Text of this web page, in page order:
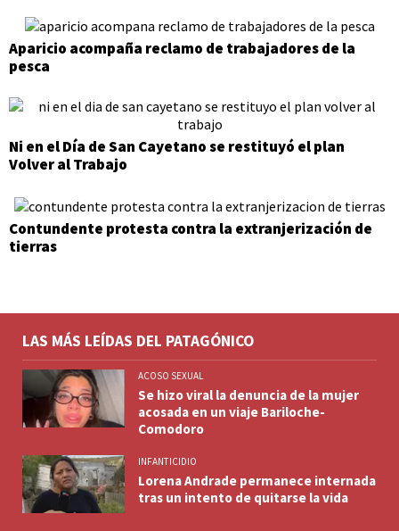
Aparicio acompaña reclamo de trabajadores de la
pesca
Ni en el Día de San Cayetano se restituyó el plan
Volver al Trabajo
Contundente protesta contra la extranjerización de
tierras
LAS MÁS LEÍDAS DEL PATAGÓNICO
ACOSO SEXUAL
Se hizo viral la denuncia de la mujer
acosada en un viaje Bariloche-
Comodoro
INFANTICIDIO
Lorena Andrade permanece internada
tras un intento de quitarse la vida